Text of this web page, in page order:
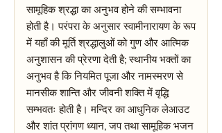
सामूहिक श्रद्धा का अनुभव होने की सम्भावना
होती है। परंपरा के अनुसार स्वामीनारायण के रूप
में यहाँ की मूर्ति श्रद्धालुओं को गुण और आत्मिक
अनुशासन की प्रेरणा देती है; स्थानीय भक्तों का
अनुभव है कि नियमित पूजा और नामस्मरण से
मानसीक शान्ति और जीवनी शक्ति में वृद्धि
सम्भवतः होती है। मन्दिर का आधुनिक लेआउट
और शांत प्रांगण ध्यान, जप तथा सामूहिक भजन